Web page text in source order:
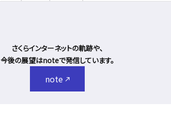
さくらインターネットの軌跡や、
今後の展望はnoteで発信しています。
note